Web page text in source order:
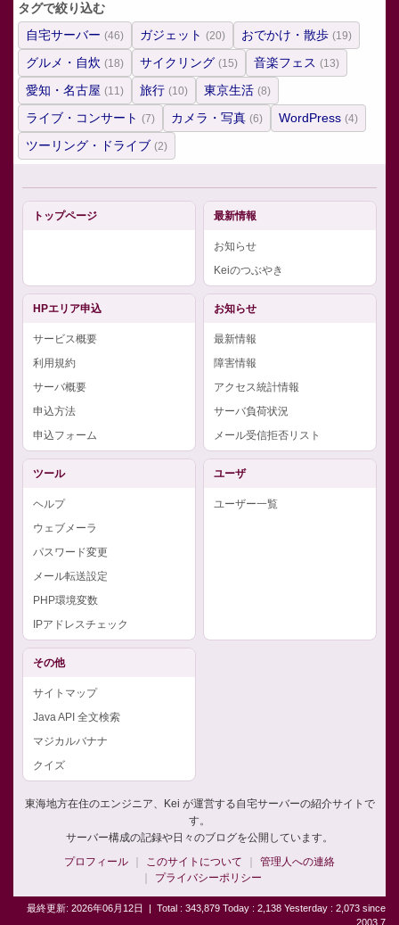
タグで絞り込む
自宅サーバー (46) ガジェット (20) おでかけ・散歩 (19)
グルメ・自炊 (18) サイクリング (15) 音楽フェス (13)
愛知・名古屋 (11) 旅行 (10) 東京生活 (8)
ライブ・コンサート (7) カメラ・写真 (6) WordPress (4)
ツーリング・ドライブ (2)
トップページ 最新情報
お知らせ
Keiのつぶやき
HPエリア申込
サービス概要
利用規約
サーバ概要
申込方法
申込フォーム
お知らせ
最新情報
障害情報
アクセス統計情報
サーバ負荷状況
メール受信拒否リスト
ツール
ヘルプ
ウェブメーラ
パスワード変更
メール転送設定
PHP環境変数
IPアドレスチェック
ユーザ
ユーザー一覧
その他
サイトマップ
Java API 全文検索
マジカルバナナ
クイズ
東海地方在住のエンジニア、Kei が運営する自宅サーバーの紹介サイトで
す。
サーバー構成の記録や日々のブログを公開しています。
プロフィール
このサイトについて
管理人への連絡
プライバシーポリシー
最終更新: 2026年06月12日 | Total : 343,879 Today : 2,138 Yesterday : 2,073 since
2003.7